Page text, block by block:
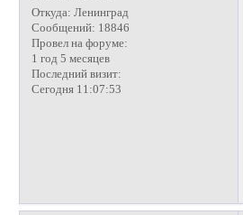
Откуда: Ленинград
Сообщений: 18846
Провел на форуме:
1 год 5 месяцев
Последний визит:
Сегодня 11:07:53